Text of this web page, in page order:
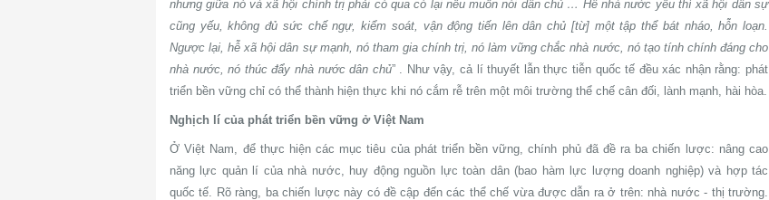
nhưng giữa nó và xã hội chính trị phải có qua có lại nếu muốn nói dân chủ … Hễ nhà nước yếu thì xã hội dân sự
cũng yếu, không đủ sức chế ngự, kiểm soát, vận động tiến lên dân chủ [từ] một tập thể bát nháo, hỗn loạn.
Ngược lại, hễ xã hội dân sự mạnh, nó tham gia chính trị, nó làm vững chắc nhà nước, nó tạo tính chính đáng cho
nhà nước, nó thúc đẩy nhà nước dân chủ” . Như vậy, cả lí thuyết lẫn thực tiễn quốc tế đều xác nhận rằng: phát
triển bền vững chỉ có thể thành hiện thực khi nó cắm rễ trên một môi trường thể chế cân đối, lành mạnh, hài hòa.
Nghịch lí của phát triển bền vững ở Việt Nam
Ở Việt Nam, để thực hiện các mục tiêu của phát triển bền vững, chính phủ đã đề ra ba chiến lược: nâng cao
năng lực quản lí của nhà nước, huy động nguồn lực toàn dân (bao hàm lực lượng doanh nghiệp) và hợp tác
quốc tế. Rõ ràng, ba chiến lược này có đề cập đến các thể chế vừa được dẫn ra ở trên: nhà nước - thị trường.